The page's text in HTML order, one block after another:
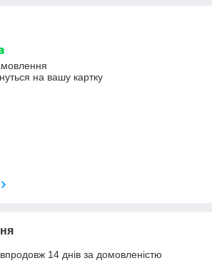
на вашу картку
14 днів за домовленістю